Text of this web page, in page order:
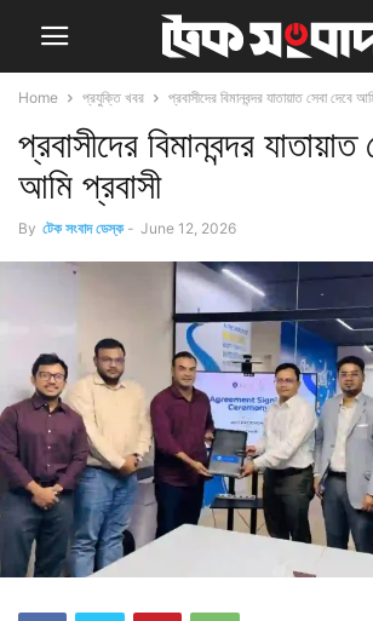
Home প্রযুক্তি খবর প্রবাসীদের বিমানবন্দর যাতায়াত সেবা দেবে
প্রবাসীদের বিমানবন্দর যাতায়াত
আমি প্রবাসী
By টেক সংবাদ ডেস্ক - June 12, 2026